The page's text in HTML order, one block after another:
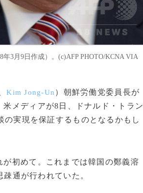
3月9日作成）。(c)AFP PHOTO/KCNA VIA
Kim Jong-Un ）朝鮮労働党委員長が
メディアが8日、ドナルド・トラン
実現を保証するものとなるかもし
初めて。これまでは韓国の鄭義溶
通が行われていた。